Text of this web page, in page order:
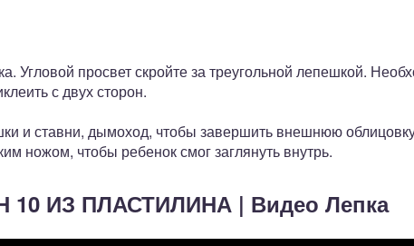
Угловой просвет скройте за треугольной лепешкой.
с двух сторон.
и ставни, дымоход, чтобы завершить внешнюю
ножом, чтобы ребенок смог заглянуть внутрь.
ИЗ ПЛАСТИЛИНА | Видео Лепка